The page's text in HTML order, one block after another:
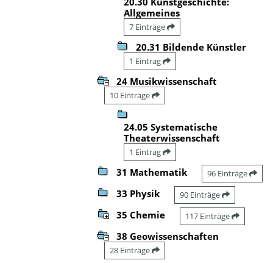
Allgemeines
7 Einträge
20.31 Bildende Künstler
1 Eintrag
24 Musikwissenschaft
10 Einträge
24.05 Systematische
Theaterwissenschaft
1 Eintrag
31 Mathematik 96 Einträge
33 Physik 90 Einträge
35 Chemie 117 Einträge
38 Geowissenschaften
28 Einträge